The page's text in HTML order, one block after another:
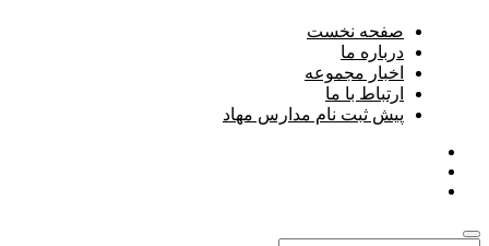
صفحه نخست
درباره ما
اخبار مجموعه
ارتباط با ما
پیش ثبت نام مدارس مهاد